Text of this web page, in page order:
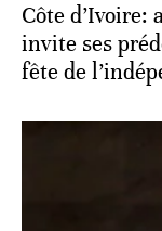
Côte d’Ivoire:
invite ses
fête de